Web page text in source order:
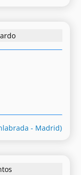
- Madrid)